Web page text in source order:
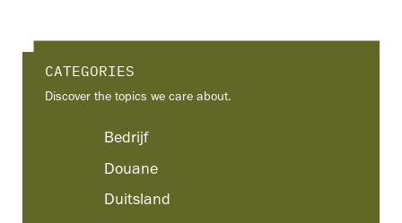
CATEGORIES
Discover the topics we care about.
Bedrijf
Douane
Duitsland